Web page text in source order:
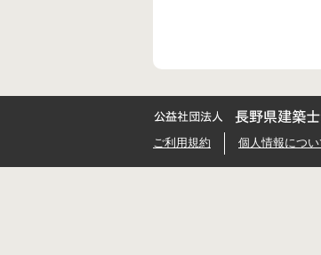
ご利用規約
個人情報につい